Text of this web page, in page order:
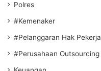
Polres
#Kemenaker
#Pelanggaran Hak Pekerja
#Perusahaan Outsourcing